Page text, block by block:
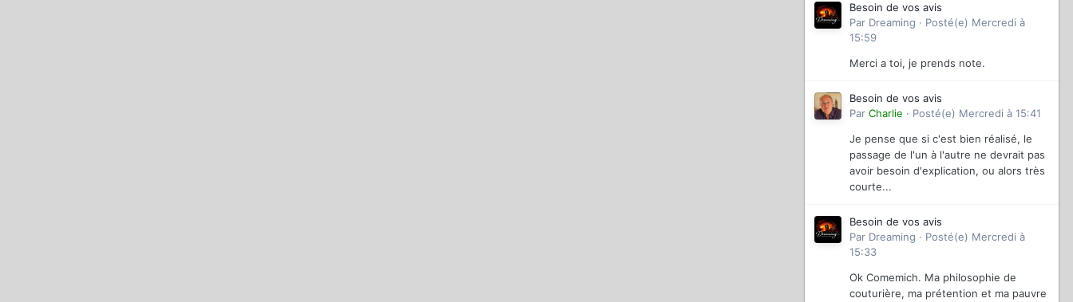
Besoin de vos avis
Par Dreaming · Posté(e) Mercredi à
15:59
Merci a toi, je prends note.
Besoin de vos avis
Par Charlie · Posté(e) Mercredi à 15:41
Je pense que si c'est bien réalisé, le
passage de l'un à l'autre ne devrait pas
avoir besoin d'explication, ou alors très
courte...
Besoin de vos avis
Par Dreaming · Posté(e) Mercredi à
15:33
Ok Comemich. Ma philosophie de
couturière, ma prétention et ma pauvre